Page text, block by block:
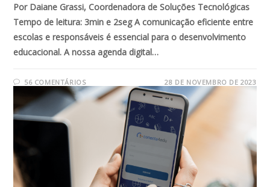
Por Daiane Grassi, Coordenadora de Soluções Tecnológicas
Tempo de leitura: 3min e 2seg A comunicação eficiente entre
escolas e responsáveis é essencial para o desenvolvimento
educacional. A nossa agenda digital…
56 COMENTÁRIOS 28 DE NOVEMBRO DE 2023